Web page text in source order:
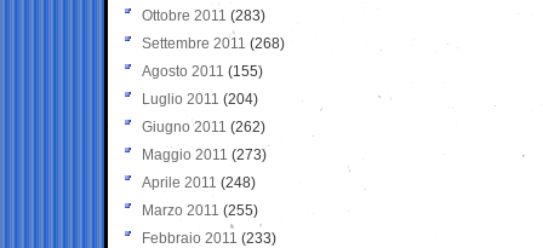
Ottobre 2011 (283)
Settembre 2011 (268)
Agosto 2011 (155)
Luglio 2011 (204)
Giugno 2011 (262)
Maggio 2011 (273)
Aprile 2011 (248)
Marzo 2011 (255)
Febbraio 2011 (233)